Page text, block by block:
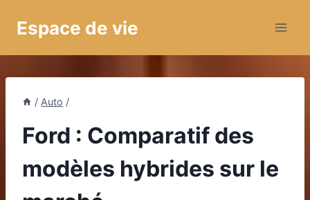
Espace de vie
/ Auto /
Ford : Comparatif des
modèles hybrides sur le